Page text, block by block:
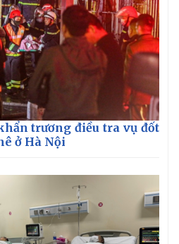
Thị trường
Tiêu dùng
Tỷ giá
Chứng khoán
trương điều tra vụ đốt
ở Hà Nội